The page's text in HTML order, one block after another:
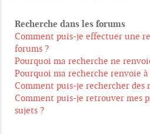
Recherche dans les forums
Comment puis-je effectuer une
forums ?
Pourquoi ma recherche ne
Pourquoi ma recherche renvoie
Comment puis-je rechercher des
Comment puis-je retrouver mes
sujets ?